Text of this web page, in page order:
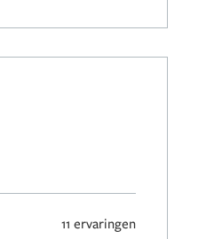
11 ervaringen